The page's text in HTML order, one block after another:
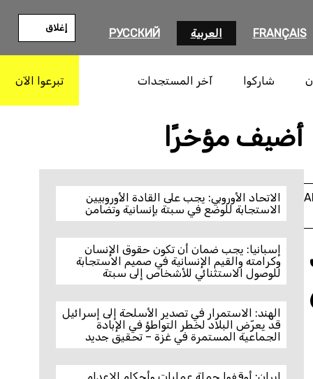
FRANÇAIS العربية РУССКИЙ إغلاق
شاركوا آخر المستجدات تبرعوا الآن
أضيف مؤخرًا
الاتحاد الأوروبي: يجب على القادة الأوروبيين
الاستجابة للوضع في سبتة بإنسانية وتضامن
إسبانيا: يجب ضمان أن تكون حقوق الإنسان
وكرامته والقيم الإنسانية في صميم الاستجابة
للوصول الاستثنائي للأشخاص إلى سبتة
الهند: الاستمرار في تصدير الأسلحة إلى إسرائيل
قد يعرّض البلاد لخطر التواطؤ في الإبادة
الجماعية المستمرة في غزة – تحقيق جديد